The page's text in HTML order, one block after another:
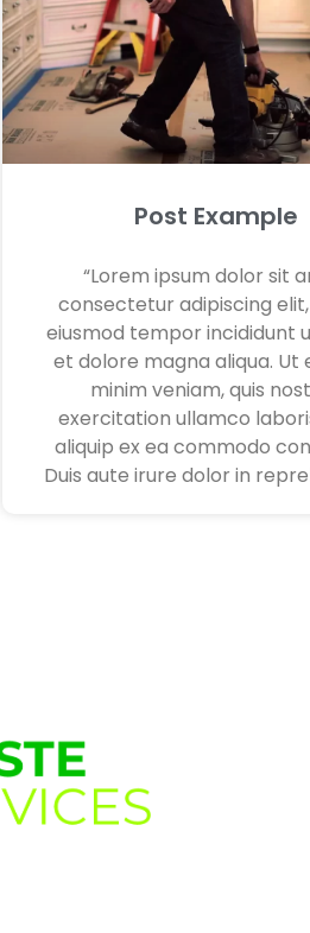
Post Example
“Lorem ipsum dolor sit
consectetur adipiscing
eiusmod tempor incididunt
et dolore magna aliqua. Ut
minim veniam, quis
exercitation ullamco
aliquip ex ea commodo
Duis aute irure dolor in